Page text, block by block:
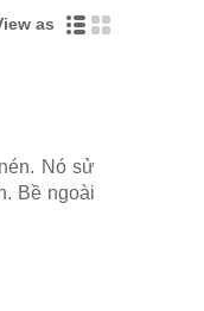
as
Nó sử
Bề ngoài